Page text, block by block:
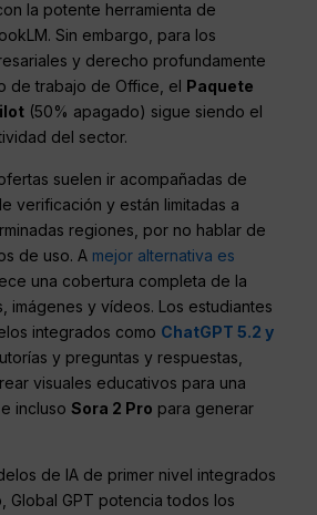
la potente herramienta de
Sin embargo, para los
y derecho profundamente
de trabajo de Office, el Paquete
(50% apagado) sigue siendo el
del sector.
suelen ir acompañadas de
verificación y están limitadas a
regiones, por no hablar de
de uso. A mejor alternativa es
una cobertura completa de la
imágenes y vídeos. Los estudiantes
integrados como ChatGPT 5.2 y
y preguntas y respuestas,
visuales educativos para una
e inclusoSora 2 Pro para generar
de IA de primer nivel integrados
Global GPT potencia todos los